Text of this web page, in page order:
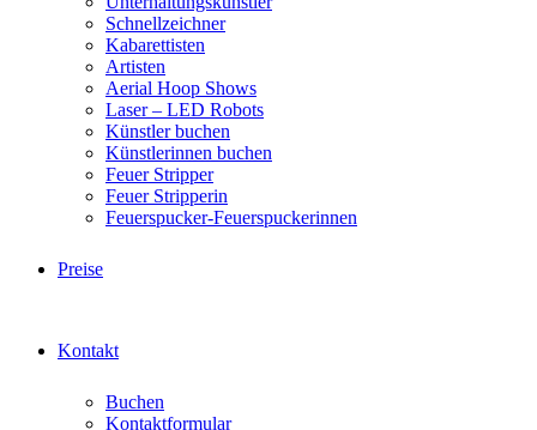
Schnellzeichner
Kabarettisten
Artisten
Aerial Hoop Shows
Laser – LED Robots
Künstler buchen
Künstlerinnen buchen
Feuer Stripper
Feuer Stripperin
Feuerspucker-Feuerspuckerinnen
Preise
Kontakt
Buchen
Kontaktformular